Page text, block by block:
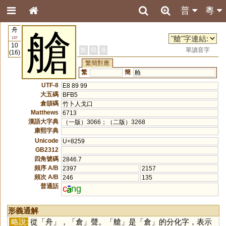
粵
普
舟
137
10
(16)
艙 繁 簡 港
單讀音字
繁簡對應
繁
簡 舱
UTF-8
E8 89 99
大五碼
BFB5
倉頡碼 竹卜人戈口
Matthews
6713
漢語大字典
（一版）3066；（二版）3268
康熙字典
Unicode
U+8259
GB2312
四角號碼 2846.7
頻序 A/B
2397
2157
頻次 A/B
246
135
普通話 c ng
形義通解
略說: 從「舟」，「倉 」聲。「艙 」是「倉 」的分化字，表示